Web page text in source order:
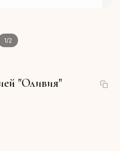
1/2
"Оливия"